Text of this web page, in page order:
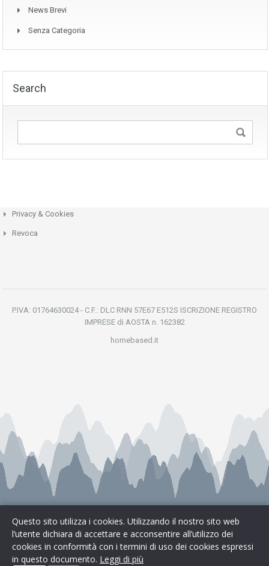
News Brevi
Senza Categoria
Search
Privacy & Cookies
Revoca
P.IVA: 01764630024 - C.F.: DLC RNN 57E67 E512S ISCRIZIONE REGISTRO
IMPRESE di AOSTA n. 162382
homebased.it
Cookies & Privacy | Preferenze Cookie
Questo sito utilizza i cookies. Utilizzando il nostro sito web
l’utente dichiara di accettare e acconsentire all’utilizzo dei
cookies in conformità con i termini di uso dei cookies espressi
in questo documento. Leggi di più